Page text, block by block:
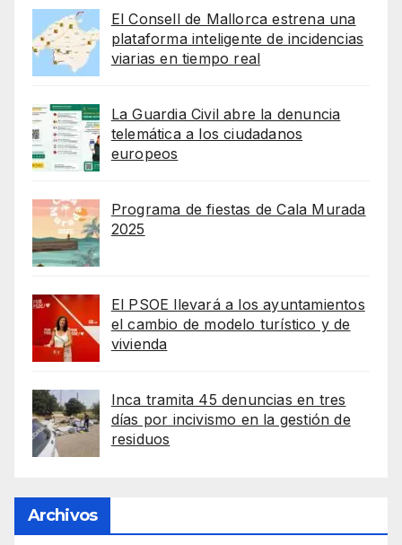
El Consell de Mallorca estrena una
plataforma inteligente de incidencias
viarias en tiempo real
La Guardia Civil abre la denuncia
telemática a los ciudadanos
europeos
Programa de fiestas de Cala Murada
2025
El PSOE llevará a los ayuntamientos
el cambio de modelo turístico y de
vivienda
Inca tramita 45 denuncias en tres
días por incivismo en la gestión de
residuos
Archivos